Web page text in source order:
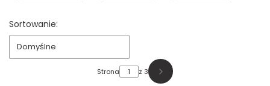
Lista produktów
Sortowanie:
Domyślne
Strona z 3 Następne produkty